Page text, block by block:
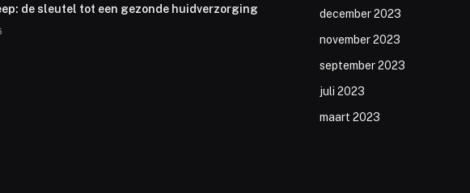
de sleutel tot een gezonde huidverzorging
december 2023
november 2023
september 2023
juli 2023
maart 2023